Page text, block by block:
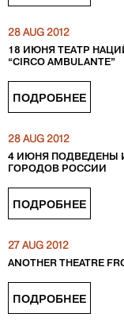
28 AUG 2012
18 ИЮНЯ ТЕАТР
“CIRCO AMBULANTE”
ПОДРОБНЕЕ
28 AUG 2012
4 ИЮНЯ ПОДВЕДЕНЫ
ГОРОДОВ РОССИИ
ПОДРОБНЕЕ
27 AUG 2012
ANOTHER THEATRE
ПОДРОБНЕЕ